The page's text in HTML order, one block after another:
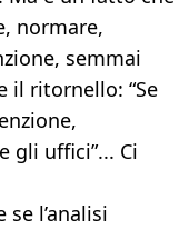
normare,
semmai
il ritornello: “Se
gli uffici”... Ci
l’analisi